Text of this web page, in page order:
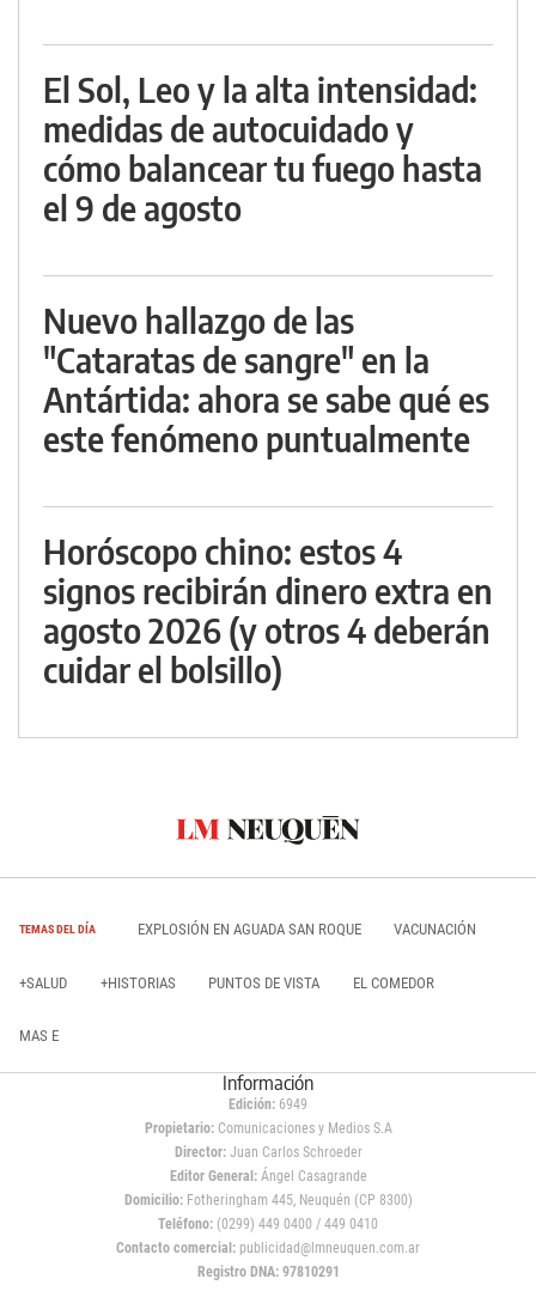
El Sol, Leo y la alta intensidad:
medidas de autocuidado y
cómo balancear tu fuego hasta
el 9 de agosto
Nuevo hallazgo de las
"Cataratas de sangre" en la
Antártida: ahora se sabe qué es
este fenómeno puntualmente
Horóscopo chino: estos 4
signos recibirán dinero extra en
agosto 2026 (y otros 4 deberán
cuidar el bolsillo)
TEMAS DEL DÍA EXPLOSIÓN EN AGUADA SAN ROQUE VACUNACIÓN
+SALUD +HISTORIAS PUNTOS DE VISTA EL COMEDOR
MAS E
Información
Edición: 6949
Propietario:Comunicaciones y Medios S.A
Director: Juan Carlos Schroeder
Editor General:Ángel Casagrande
Domicilio:Fotheringham 445, Neuquén (CP 8300)
Teléfono: (0299) 449 0400 / 449 0410
Contacto comercial: publicidad@lmneuquen.com.ar
Registro DNA: 97810291